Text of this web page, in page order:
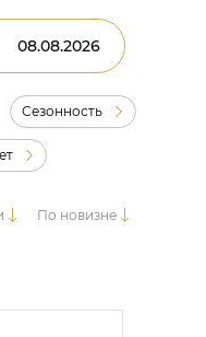
Сезонность
По новизне